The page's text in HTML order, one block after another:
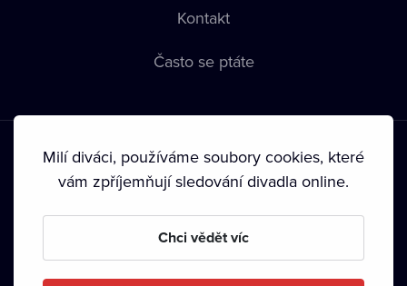
Kontakt
Často se ptáte
Podmínky používání • Ochrana soukromí • Zásady používání
• Autorská práva•
Milí diváci, používáme soubory cookies, které
vám zpříjemňují sledování divadla online.
Chci vědět víc